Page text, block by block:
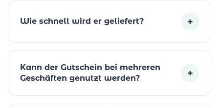
Wie schnell wird er geliefert? +
Kann der Gutschein bei mehreren
Geschäften genutzt werden?
+